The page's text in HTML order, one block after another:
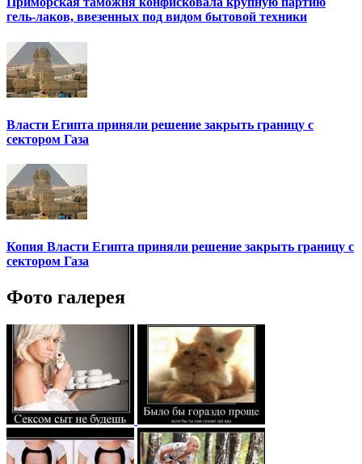
гель-лаков, ввезенных под видом бытовой техники
Власти Египта приняли решение закрыть границу с
сектором Газа
Копия Власти Египта приняли решение закрыть границу с
сектором Газа
Фото галерея